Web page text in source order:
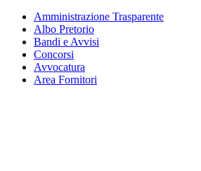
Amministrazione Trasparente
Albo Pretorio
Bandi e Avvisi
Concorsi
Avvocatura
Area Fornitori